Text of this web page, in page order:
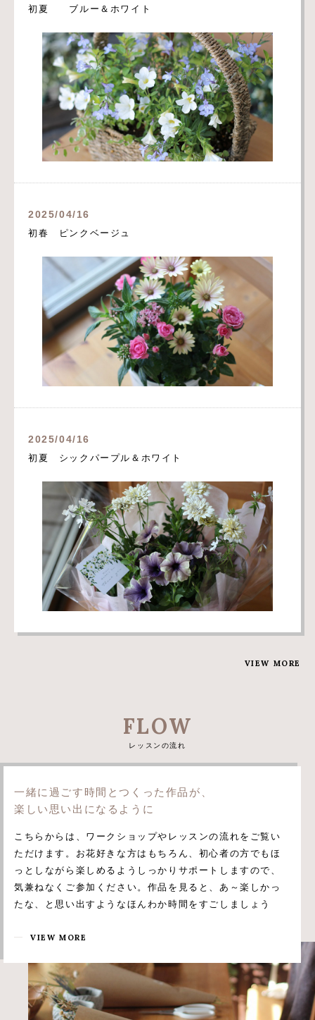
初夏 ブルー＆ホワイト
2025/04/16
初春 ピンクベージュ
2025/04/16
初夏 シックパープル＆ホワイト
VIEW MORE
FLOW
レッスンの流れ
一緒に過ごす時間とつくった作品が、
楽しい思い出になるように
こちらからは、ワークショップやレッスンの流れをご覧い
ただけます。お花好きな方はもちろん、初心者の方でもほ
っとしながら楽しめるようしっかりサポートしますので、
気兼ねなくご参加ください。作品を見ると、あ～楽しかっ
たな、と思い出すようなほんわか時間をすごしましょう
VIEW MORE